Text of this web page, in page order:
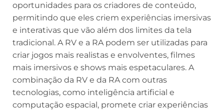
oportunidades para os criadores de conteúdo,
permitindo que eles criem experiências imersivas
e interativas que vão além dos limites da tela
tradicional. A RV e a RA podem ser utilizadas para
criar jogos mais realistas e envolventes, filmes
mais imersivos e shows mais espetaculares. A
combinação da RV e da RA com outras
tecnologias, como inteligência artificial e
computação espacial, promete criar experiências